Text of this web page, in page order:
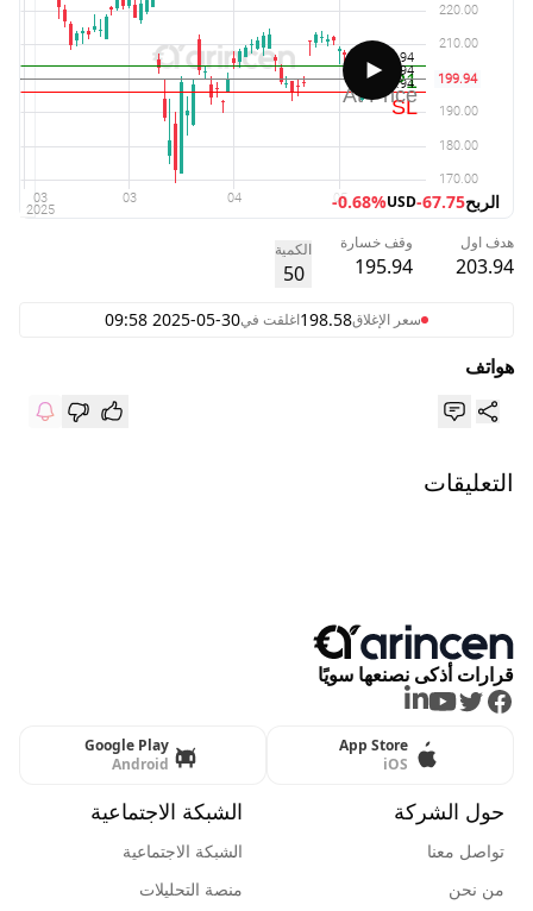
الربح-67.75
USD
-0.68%
هدف اول
203.94
وقف خسارة
195.94
الكمية
50
سعر الإغلاق198.58اغلقت في2025-05-30 09:58
هواتف
التعليقات
قرارات أذكى نصنعها سويًا
Facebook
Twitter
Youtube
LinkedIn
App Store
iOS
Google Play
Android
حول الشركة
تواصل معنا
من نحن
الشبكة الاجتماعية
الشبكة الاجتماعية
منصة التحليلات